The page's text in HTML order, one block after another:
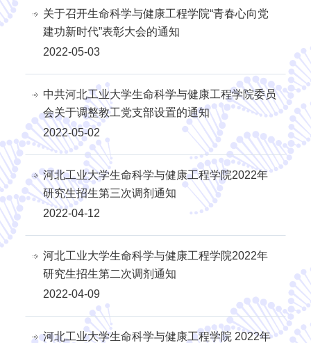
关于召开生命科学与健康工程学院“青春心向党
建功新时代”表彰大会的通知
2022-05-03
中共河北工业大学生命科学与健康工程学院委员
会关于调整教工党支部设置的通知
2022-05-02
河北工业大学生命科学与健康工程学院2022年
研究生招生第三次调剂通知
2022-04-12
河北工业大学生命科学与健康工程学院2022年
研究生招生第二次调剂通知
2022-04-09
河北工业大学生命科学与健康工程学院 2022年